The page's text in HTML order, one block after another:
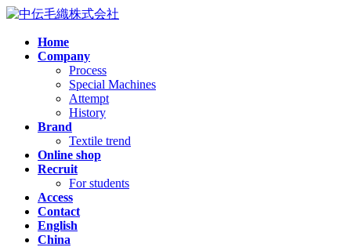
コ
ナ
Home
Company
Process
Special Machines
Attempt
History
Brand
Textile trend
Online shop
Recruit
For students
Access
Contact
English
China